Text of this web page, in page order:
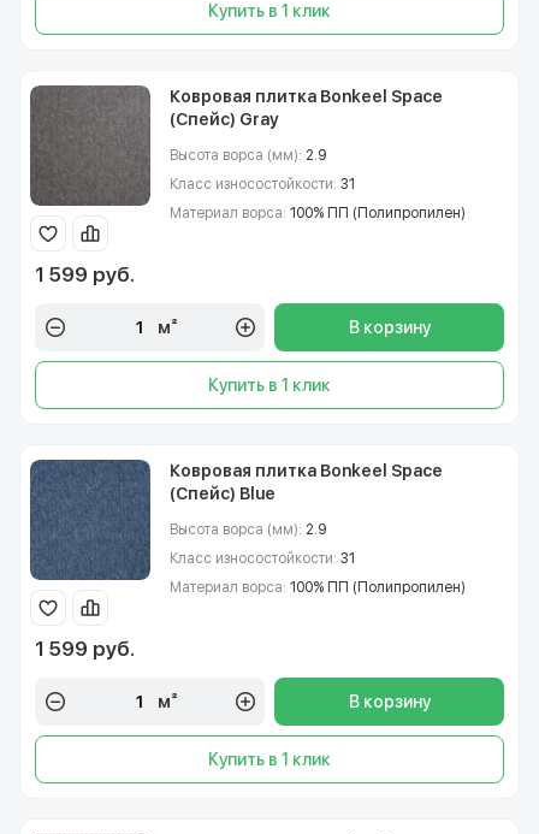
Купить в 1 клик
Ковровая плитка Bonkeel Space
(Спейс) Gray
Высота ворса (мм): 2.9
Класс износостойкости: 31
Материал ворса: 100% ПП (Полипропилен)
1 599 руб.
м² В корзину
Купить в 1 клик
Ковровая плитка Bonkeel Space
(Спейс) Blue
Высота ворса (мм): 2.9
Класс износостойкости: 31
Материал ворса: 100% ПП (Полипропилен)
1 599 руб.
м² В корзину
Купить в 1 клик